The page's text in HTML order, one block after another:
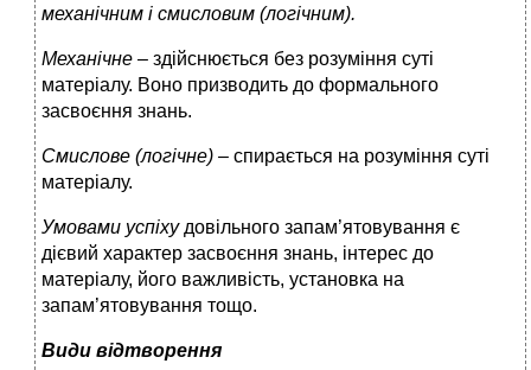
механічним і смисловим (логічним).
Механічне – здійснюється без розуміння суті
матеріалу. Воно призводить до формального
засвоєння знань.
Смислове (логічне) – спирається на розуміння суті
матеріалу.
Умовами успіхудовільного запам’ятовування є
дієвий характер засвоєння знань, інтерес до
матеріалу, його важливість, установка на
запам’ятовування тощо.
Види відтворення